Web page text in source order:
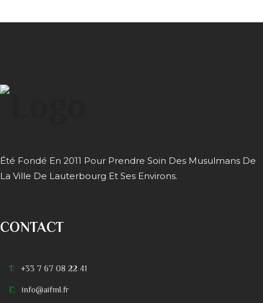
Été Fondé En 2011 Pour Prendre Soin Des Musulmans De
La Ville De Lauterbourg Et Ses Environs.
CONTACT
T: +33 7 67 08 22 41
E: info@aifml.fr